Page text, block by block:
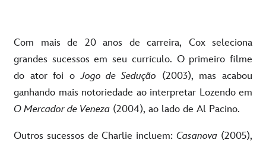
Com mais de 20 anos de carreira, Cox seleciona
grandes sucessos em seu currículo. O primeiro filme
do ator foi oJogo de Sedução (2003), mas acabou
ganhando mais notoriedade ao interpretar Lozendo em
O Mercador de Veneza (2004), ao lado de Al Pacino.
Outros sucessos de Charlie incluem:Casanova (2005),